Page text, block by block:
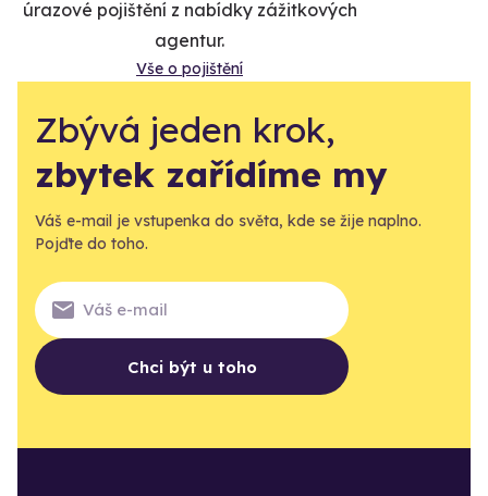
úrazové pojištění z nabídky zážitkových
agentur.
Vše o pojištění
Zbývá jeden krok,
zbytek zařídíme my
Váš e-mail je vstupenka do světa, kde se žije naplno.
Pojďte do toho.
Chci být u toho